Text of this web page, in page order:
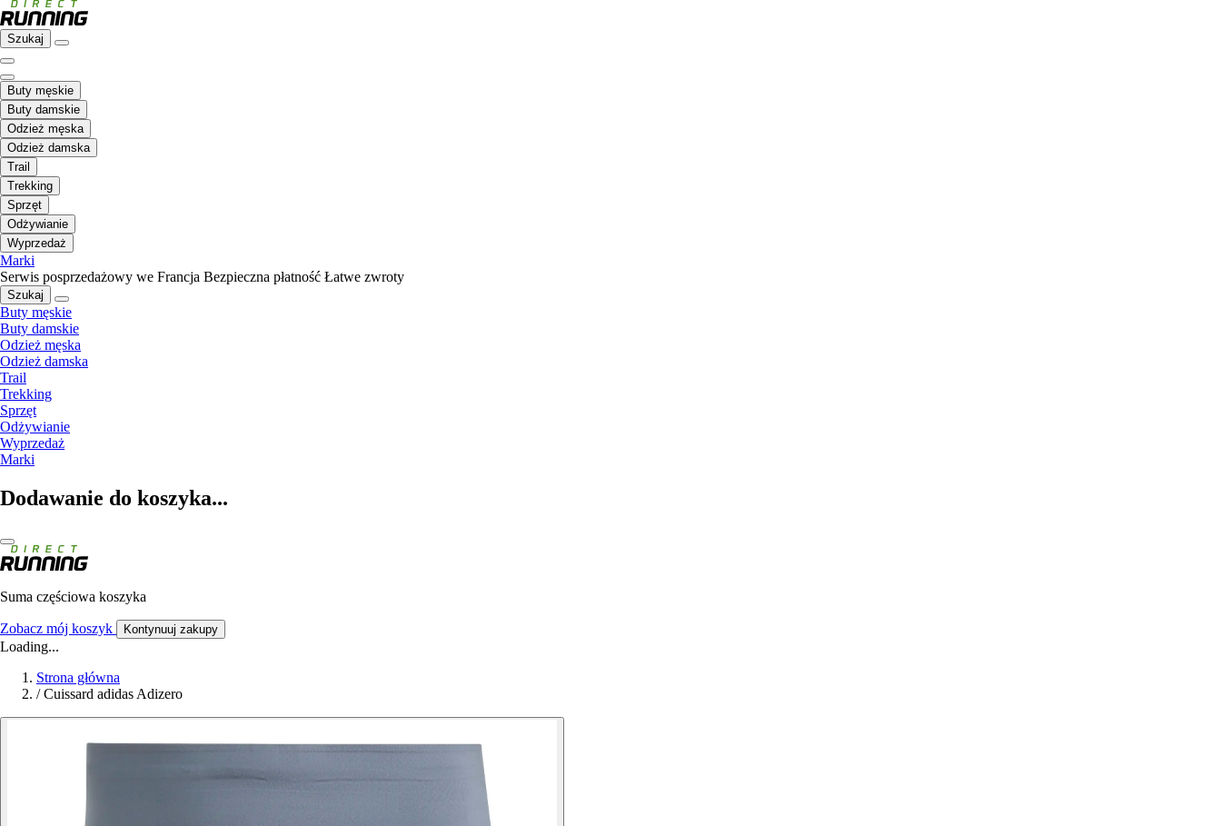
Szukaj
Buty męskie
Buty damskie
Odzież męska
Odzież damska
Trail
Trekking
Sprzęt
Odżywianie
Wyprzedaż
Marki
Serwis posprzedażowy we Francja Bezpieczna płatność Łatwe zwroty
Szukaj
Buty męskie
Buty damskie
Odzież męska
Odzież damska
Trail
Trekking
Sprzęt
Odżywianie
Wyprzedaż
Marki
Dodawanie do koszyka...
Suma częściowa koszyka
Zobacz mój koszyk Kontynuuj zakupy
Loading...
Strona główna
/ Cuissard adidas Adizero